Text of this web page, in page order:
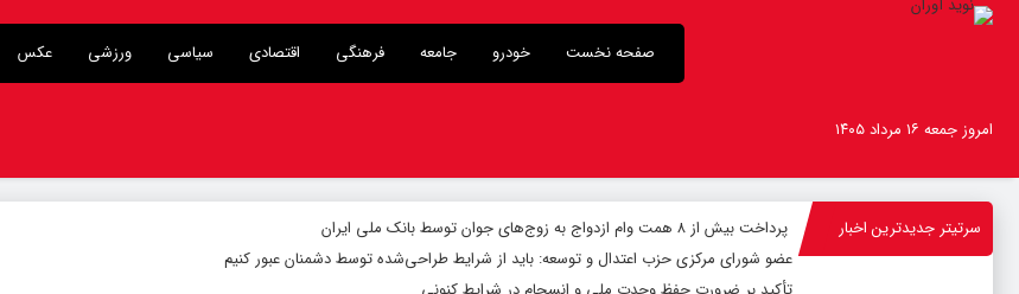
صفحه نخست خودرو جامعه فرهنگی اقتصادی سیاسی ورزشی عکس
امروز جمعه ۱۶ مرداد ۱۴۰۵
سرتیتر جدیدترین اخبار
پرداخت بیش از ۸ همت وام ازدواج به زوج‌های جوان توسط بانک ملی ایران
عضو شورای مرکزی حزب اعتدال و توسعه: باید از شرایط طراحی‌شده توسط دشمنان عبور کنیم